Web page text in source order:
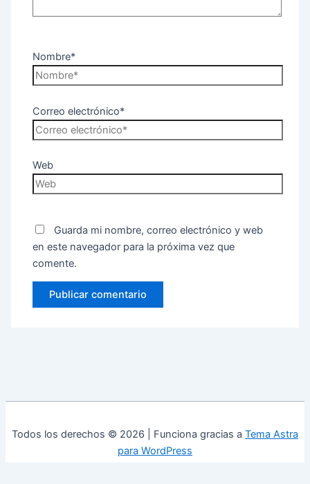
Nombre*
Correo electrónico*
Web
Guarda mi nombre, correo electrónico y web
en este navegador para la próxima vez que
comente.
Todos los derechos © 2026 | Funciona gracias a Tema Astra
para WordPress